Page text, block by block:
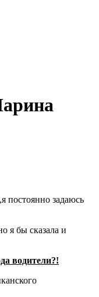
постоянно задаюсь
я бы сказала и
водители?!